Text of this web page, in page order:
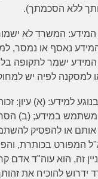
ללא הסכמתך).
: המשרד לא
נאסף או נמסר,
המידע ישמר לתקופה
למסקנה לפיה יש
למידע: (א) עיון:
משתמש במידע; (ב)
או להפסיק
זה, הוא עוה"ד אדם
ידרוש להוכיח את